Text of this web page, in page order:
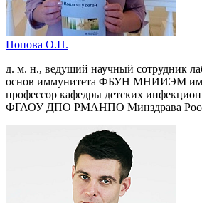
Попова О.П.
д. м. н., ведущий научный сотрудник
основ иммунитета ФБУН МНИИЭМ им.
профессор кафедры детских
ФГАОУ ДПО РМАНПО Минздрава